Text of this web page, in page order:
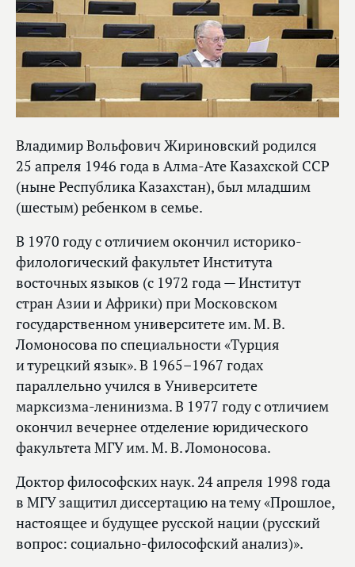
Владимир Вольфович Жириновский родился
25 апреля 1946 года в Алма-Ате Казахской ССР
(ныне Республика Казахстан), был младшим
(шестым) ребенком в семье.
В 1970 году с отличием окончил историко-
филологический факультет Института
восточных языков (с 1972 года — Институт
стран Азии и Африки) при Московском
государственном университете им. М. В.
Ломоносова по специальности «Турция
и турецкий язык». В 1965–1967 годах
параллельно учился в Университете
марксизма-ленинизма. В 1977 году с отличием
окончил вечернее отделение юридического
факультета МГУ им. М. В. Ломоносова.
Доктор философских наук. 24 апреля 1998 года
в МГУ защитил диссертацию на тему «Прошлое,
настоящее и будущее русской нации (русский
вопрос: социально-философский анализ)».